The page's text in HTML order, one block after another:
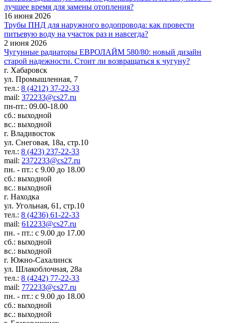
лучшее время для замены отопления?
16 июня 2026
Трубы ПНД для наружного водопровода: как провести
питьевую воду на участок раз и навсегда?
2 июня 2026
Чугунные радиаторы ЕВРОЛАЙМ 580/80: новый дизайн
старой надежности. Стоит ли возвращаться к чугуну?
г. Хабаровск
ул. Промышленная, 7
тел.: 8 (4212) 37-22-33
mail: 372233@cs27.ru
пн-пт.: 09.00-18.00
сб.: выходной
вс.: выходной
г. Владивосток
ул. Снеговая, 18а, стр.10
тел.: 8 (423) 237-22-33
mail: 2372233@cs27.ru
пн. - пт.: с 9.00 до 18.00
сб.: выходной
вс.: выходной
г. Находка
ул. Угольная, 61, стр.10
тел.: 8 (4236) 61-22-33
mail: 612233@cs27.ru
пн. - пт.: с 9.00 до 17.00
сб.: выходной
вс.: выходной
г. Южно-Сахалинск
ул. Шлакоблочная, 28а
тел.: 8 (4242) 77-22-33
mail: 772233@cs27.ru
пн. - пт.: с 9.00 до 18.00
сб.: выходной
вс.: выходной